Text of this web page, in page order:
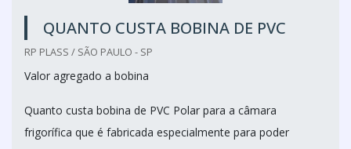
QUANTO CUSTA BOBINA DE PVC
RP PLASS / SÃO PAULO - SP
Valor agregado a bobina
Quanto custa bobina de PVC Polar para a câmara
frigorífica que é fabricada especialmente para poder